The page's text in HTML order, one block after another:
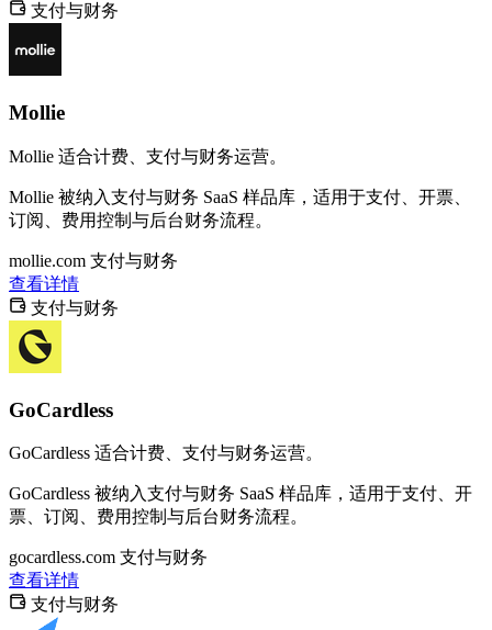
支付与财务
Mollie
Mollie 适合计费、支付与财务运营。
Mollie 被纳入支付与财务 SaaS 样品库，适用于支付、开票、
订阅、费用控制与后台财务流程。
mollie.com 支付与财务
查看详情
支付与财务
GoCardless
GoCardless 适合计费、支付与财务运营。
GoCardless 被纳入支付与财务 SaaS 样品库，适用于支付、开
票、订阅、费用控制与后台财务流程。
gocardless.com 支付与财务
查看详情
支付与财务